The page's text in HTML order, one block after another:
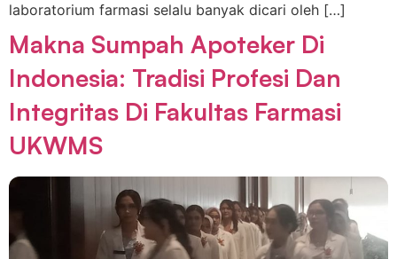
laboratorium farmasi selalu banyak dicari oleh […]
Makna Sumpah Apoteker Di
Indonesia: Tradisi Profesi Dan
Integritas Di Fakultas Farmasi
UKWMS